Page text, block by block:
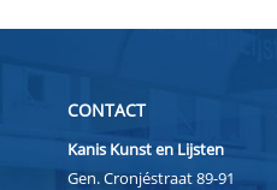
CONTACT
Kanis Kunst en Lijsten
Gen. Cronjéstraat 89-91